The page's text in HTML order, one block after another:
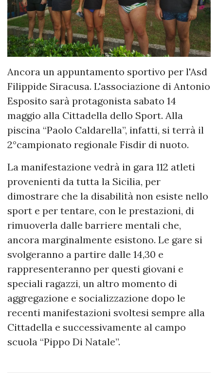
Ancora un appuntamento sportivo per l'Asd
Filippide Siracusa. L'associazione di Antonio
Esposito sarà protagonista sabato 14
maggio alla Cittadella dello Sport. Alla
piscina “Paolo Caldarella”, infatti, si terrà il
2°campionato regionale Fisdir di nuoto.
La manifestazione vedrà in gara 112 atleti
provenienti da tutta la Sicilia, per
dimostrare che la disabilità non esiste nello
sport e per tentare, con le prestazioni, di
rimuoverla dalle barriere mentali che,
ancora marginalmente esistono. Le gare si
svolgeranno a partire dalle 14,30 e
rappresenteranno per questi giovani e
speciali ragazzi, un altro momento di
aggregazione e socializzazione dopo le
recenti manifestazioni svoltesi sempre alla
Cittadella e successivamente al campo
scuola “Pippo Di Natale”.